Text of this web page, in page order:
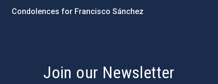
Condolences for Francisco Sánchez
Join our Newsletter